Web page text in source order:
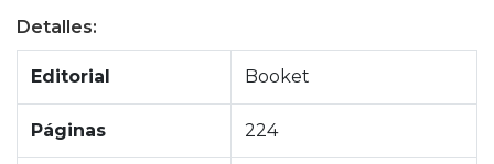
Detalles:
Editorial Booket
Páginas 224